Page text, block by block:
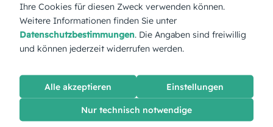
Gesamtpreis: 35,00 € Inkl. MwSt. zzgl. Versand
jetzt gestalten
Ihre Cookies für diesen Zweck verwenden können.
Weitere Informationen finden Sie unter
Datenschutzbestimmungen. Die Angaben sind freiwillig
und können jederzeit widerrufen werden.
Alle akzeptieren Einstellungen
Nur technisch notwendige